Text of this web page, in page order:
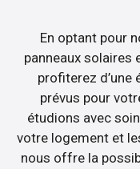
En optant pour
panneaux solaires
profiterez
prévus pour
étudions avec
votre logement et
nous offre la